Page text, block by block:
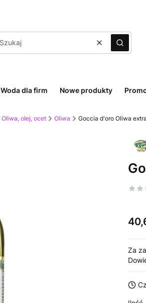
WyczyśćSzukaj
Woda dla firm Nowe produkty
Oliwa, olej, ocet Oliwa Goccia d'oro Oliwa
Za